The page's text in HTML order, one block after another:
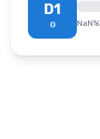
D1
0 NaN%